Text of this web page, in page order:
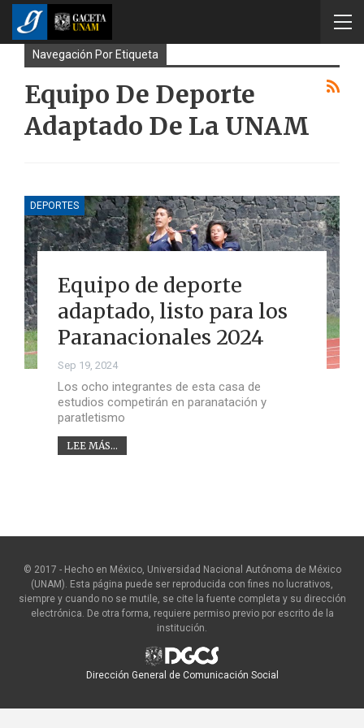
Navegación Por Etiqueta
Equipo De Deporte
Adaptado De La UNAM
DEPORTES
Equipo de deporte
adaptado, listo para los
Paranacionales 2024
Sep 19, 2024
Los ocho integrantes de esta casa de
estudios competirán en paranatación y
paratletismo
LEE MÁS...
© 2017 - Hecho en México, Universidad Nacional Autónoma de México
(UNAM). Esta página puede ser reproducida con fines no lucrativos,
siempre y cuando no se mutile, se cite la fuente completa y su dirección
electrónica. De otra forma, requiere permiso previo por escrito de la
institución.
Dirección General de Comunicación Social